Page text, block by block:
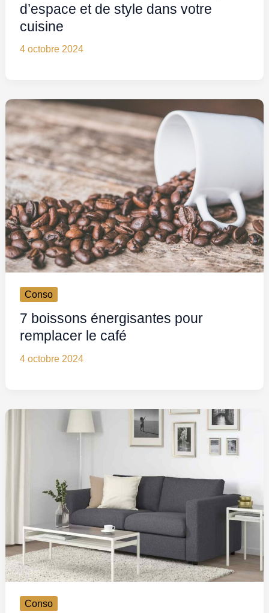
d’espace et de style dans votre
cuisine
4 octobre 2024
Conso
7 boissons énergisantes pour
remplacer le café
4 octobre 2024
Conso